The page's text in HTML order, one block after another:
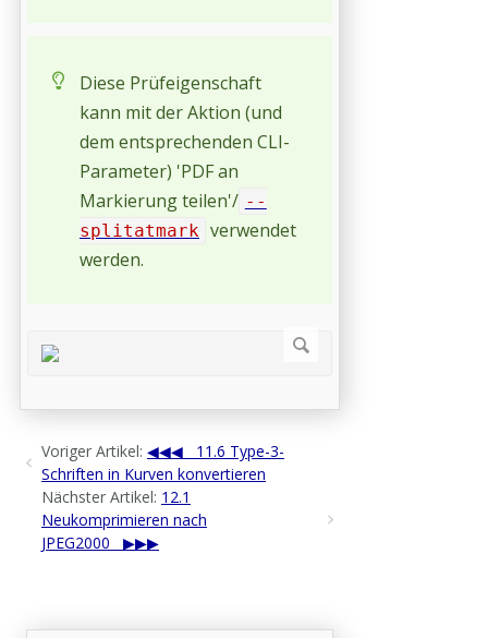
Diese Prüfeigenschaft
kann mit der Aktion (und
dem entsprechenden CLI-
Parameter) 'PDF an
Markierung teilen'/ --
splitatmark verwendet
werden.
Voriger Artikel:
11.6 Type-3-
Schriften in Kurven konvertieren
Nächster Artikel: 12.1
Neukomprimieren nach
JPEG2000